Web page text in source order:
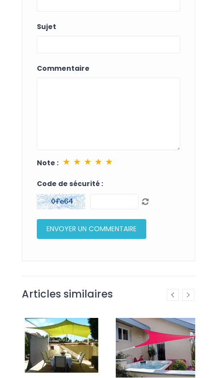
Sujet
Commentaire
Note : ★ ★ ★ ★ ★
Code de sécurité :
Articles similaires